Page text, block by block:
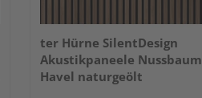
ter Hürne SilentDesign
Akustikpaneele Nussbaum
Havel naturgeölt